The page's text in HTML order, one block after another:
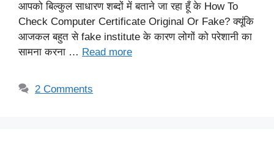
आपको बिल्कुल साधारण शब्दों में बताने जा रहा हूँ के How To
Check Computer Certificate Original Or Fake? क्यूंकि
आजकल बहुत से fake institute के कारण लोगों को परेशानी का
सामना करना … Read more
2 Comments